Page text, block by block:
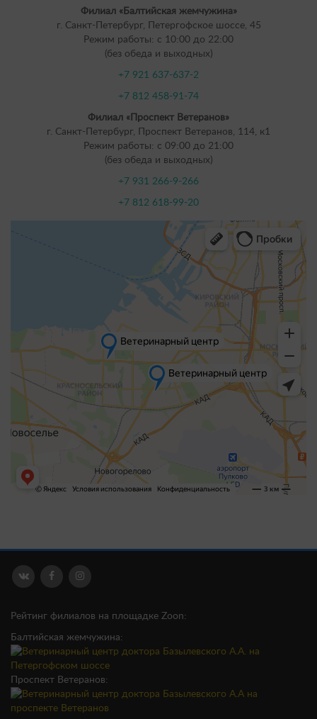
Филиал «Балтийская жемчужина»
г. Санкт-Петербург, Петергофское шоссе, 45
Режим работы: с 10:00 до 22:00
(без обеда и выходных)
+7 921 637-637-2
+7 812 458-91-74
Филиал «Проспект Ветеранов»
г. Санкт-Петербург, Проспект Ветеранов, 114, к1
Режим работы: с 09:00 до 21:00
(без обеда и выходных)
+7 931 266-9-266
+7 812 618-99-20
Рейтинг филиалов на площадке Zoon:
Балтийская жемчужина:
Проспект Ветеранов: